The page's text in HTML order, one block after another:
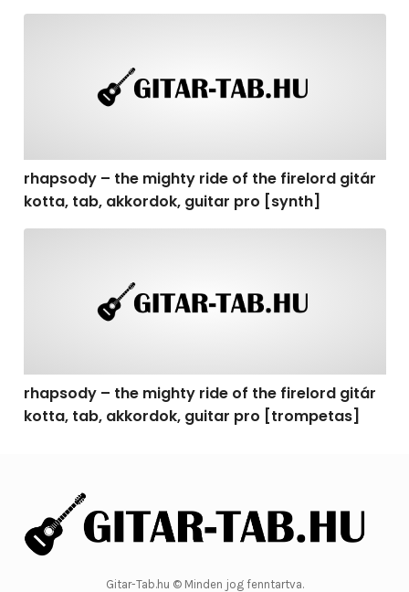
rhapsody – the mighty ride of the firelord gitár
kotta, tab, akkordok, guitar pro [synth]
rhapsody – the mighty ride of the firelord gitár
kotta, tab, akkordok, guitar pro [trompetas]
Gitar-Tab.hu © Minden jog fenntartva.